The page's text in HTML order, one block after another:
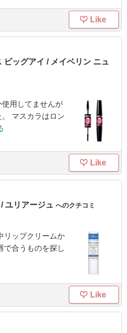
Like
ビッグアイ / メイベリン ニュ
用してませんが
マスカラはロン
Like
ユリアージュ へのクチコミ
リップクリームか
で合うものを探し
Like